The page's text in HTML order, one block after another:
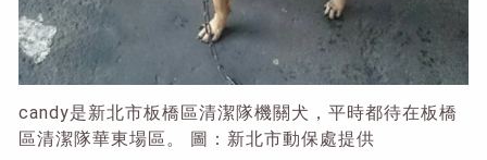
candy是新北市板橋區清潔隊機關犬，平時都待在板橋
區清潔隊華東場區。 圖：新北市動保處提供